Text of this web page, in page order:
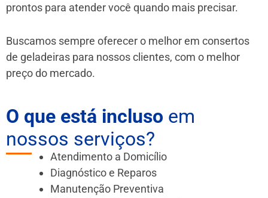
prontos para atender você quando mais precisar.
Buscamos sempre oferecer o melhor em consertos
de geladeiras para nossos clientes, com o melhor
preço do mercado.
O que está incluso em
nossos serviços?
Atendimento a Domicílio
Diagnóstico e Reparos
Manutenção Preventiva